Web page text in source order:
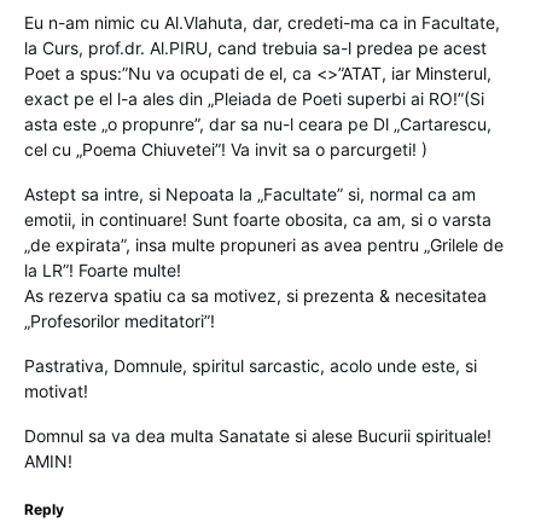
Eu n-am nimic cu Al.Vlahuta, dar, credeti-ma ca in Facultate,
la Curs, prof.dr. Al.PIRU, cand trebuia sa-l predea pe acest
Poet a spus:”Nu va ocupati de el, ca <>”ATAT, iar Minsterul,
exact pe el l-a ales din „Pleiada de Poeti superbi ai RO!”(Si
asta este „o propunre”, dar sa nu-l ceara pe Dl „Cartarescu,
cel cu „Poema Chiuvetei”! Va invit sa o parcurgeti! )
Astept sa intre, si Nepoata la „Facultate” si, normal ca am
emotii, in continuare! Sunt foarte obosita, ca am, si o varsta
„de expirata”, insa multe propuneri as avea pentru „Grilele de
la LR”! Foarte multe!
As rezerva spatiu ca sa motivez, si prezenta & necesitatea
„Profesorilor meditatori”!
Pastrativa, Domnule, spiritul sarcastic, acolo unde este, si
motivat!
Domnul sa va dea multa Sanatate si alese Bucurii spirituale!
AMIN!
Reply